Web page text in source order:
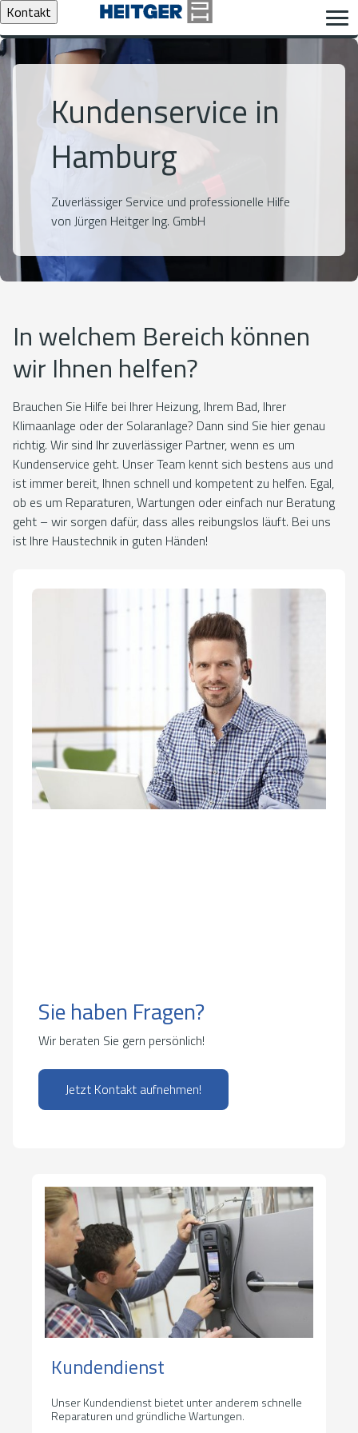
Kontakt
Kundenservice in
Hamburg
Zuverlässiger Service und professionelle Hilfe
von Jürgen Heitger Ing. GmbH
In welchem Bereich können
wir Ihnen helfen?
Brauchen Sie Hilfe bei Ihrer Heizung, Ihrem Bad, Ihrer
Klimaanlage oder der Solaranlage? Dann sind Sie hier genau
richtig. Wir sind Ihr zuverlässiger Partner, wenn es um
Kundenservice geht. Unser Team kennt sich bestens aus und
ist immer bereit, Ihnen schnell und kompetent zu helfen. Egal,
ob es um Reparaturen, Wartungen oder einfach nur Beratung
geht – wir sorgen dafür, dass alles reibungslos läuft. Bei uns
ist Ihre Haustechnik in guten Händen!
Sie haben Fragen?
Wir beraten Sie gern persönlich!
Jetzt Kontakt aufnehmen!
Kundendienst
Unser Kundendienst bietet unter anderem schnelle
Reparaturen und gründliche Wartungen.